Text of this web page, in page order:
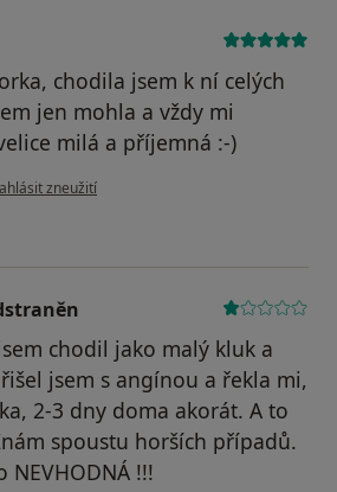
chodila jsem k ní celých
jen mohla a vždy mi
milá a příjemná :-)
názoru uživatele Pacient
zneužití
chodil jako malý kluk a
jsem s angínou a řekla mi,
2-3 dny doma akorát. A to
spoustu horších případů.
!!!